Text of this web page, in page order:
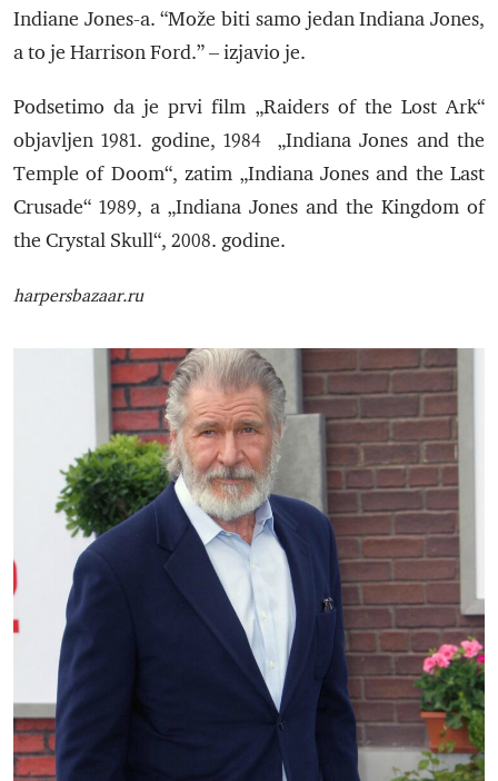
Indiane Jones-a. “Može biti samo jedan Indiana Jones,
a to je Harrison Ford.” – izjavio je.
Podsetimo da je prvi film „Raiders of the Lost Ark“
objavljen 1981. godine, 1984 „Indiana Jones and the
Temple of Doom“, zatim „Indiana Jones and the Last
Crusade“ 1989, a „Indiana Jones and the Kingdom of
the Crystal Skull“, 2008. godine.
harpersbazaar.ru